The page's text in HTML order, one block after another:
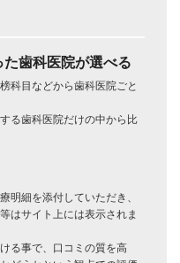
歯科医院が選べる
科目などから歯科医院ごと
る歯科医院だけの中から比
明細を添付していただき、
はサイト上には表示されま
る事で、口コミの質を高